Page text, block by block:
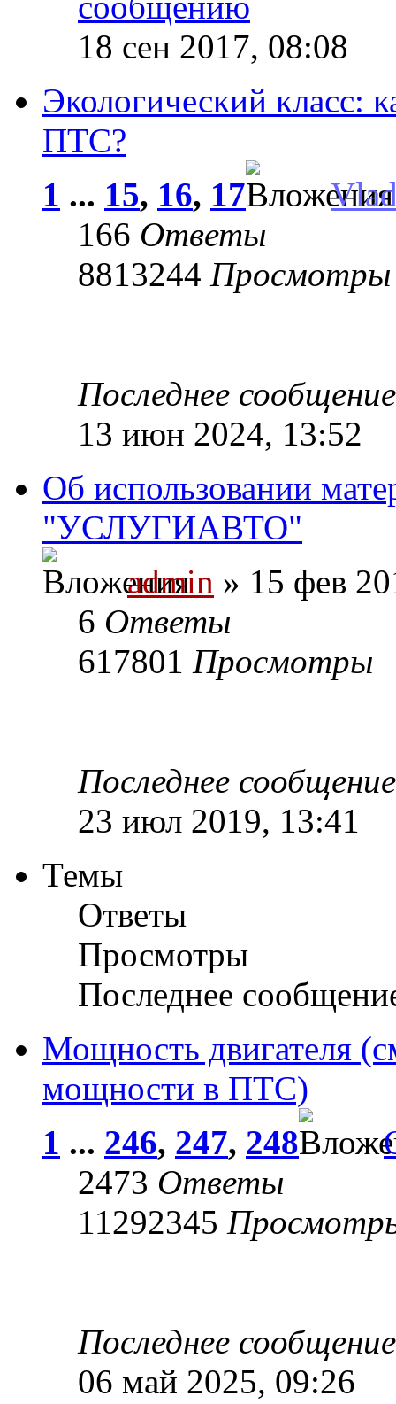
18 сен 2017, 08:08
Экологический класс:
ПТС?
1 ... 15, 16, 17
166 Ответы
8813244 Просмотры
Последнее
13 июн 2024, 13:52
Об использовании
"УСЛУГИАВТО"
admin » 15 фев
6 Ответы
617801 Просмотры
Последнее
23 июл 2019, 13:41
Темы
Ответы
Просмотры
Последнее
Мощность двигателя
мощности в ПТС)
1 ... 246, 247, 248
2473 Ответы
11292345
Последнее
06 май 2025, 09:26